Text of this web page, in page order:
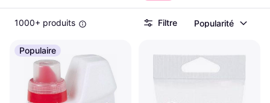
1000+ produits Filtre Popularité
Populaire